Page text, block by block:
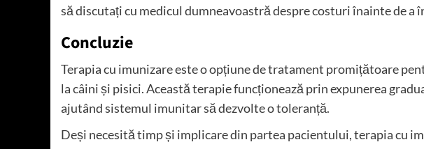
să discutați cu medicul dumneavoastră despre costuri înainte de a
Concluzie
Terapia cu imunizare este o opțiune de tratament promițătoare
la câini și pisici. Această terapie funcționează prin expunerea
ajutând sistemul imunitar să dezvolte o toleranță.
Deși necesită timp și implicare din partea pacientului, terapia cu